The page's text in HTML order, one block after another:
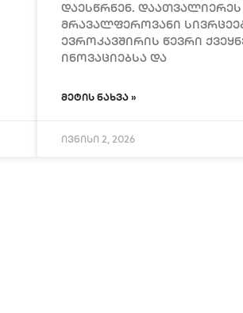
დაესწრნენ.
მრავალფეროვანი
ევროკავშირის წევრი
ინოვაციებსა და
ᲛᲔᲢᲘᲡ ᲜᲐᲮᲕᲐ »
ივნისი 2, 2026